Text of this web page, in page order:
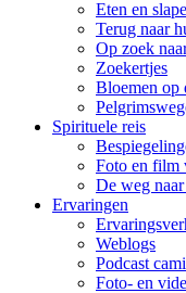
Eten en
Terug naar
Op zoek
Zoekertjes
Bloemen op
Spirituele reis
Foto en film
De weg
Ervaringen
Weblogs
Podcast
Foto- en